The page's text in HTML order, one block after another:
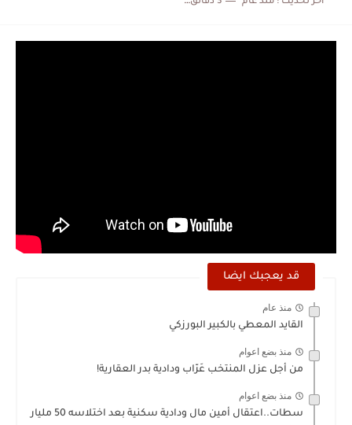
قد يعجبك ايضا
منذ عام
القايد المعطي بالكبير البورزكي
منذ بضع اعوام
من أجل عزل المنتخب عَرّاب ودادية بدر العقارية!
منذ بضع اعوام
سطات..اعتقال أمين مال ودادية سكنية بعد اختلاسه 50 مليار